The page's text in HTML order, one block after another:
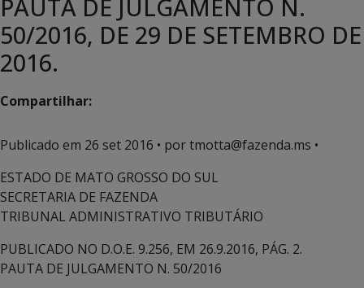
PAUTA DE JULGAMENTO N.
50/2016, DE 29 DE SETEMBRO DE
2016.
Compartilhar:
Publicado em 26 set 2016 • por tmotta@fazenda.ms •
ESTADO DE MATO GROSSO DO SUL
SECRETARIA DE FAZENDA
TRIBUNAL ADMINISTRATIVO TRIBUTÁRIO
PUBLICADO NO D.O.E. 9.256, EM 26.9.2016, PÁG. 2.
PAUTA DE JULGAMENTO N. 50/2016